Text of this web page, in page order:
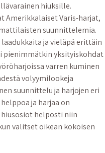
hiuksille.
Amerikkalaiset Varis-harjat,
suunnittelemia.
ja vieläpä erittäin
pienimmätkin yksityiskohdat
varren kuminen
volyymilookeja
suunnittelu ja harjojen eri
ja harjaa on
helposti niin
valitset oikean kokoisen